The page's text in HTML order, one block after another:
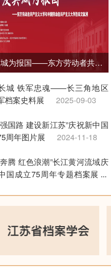
负笈莫城为报国——东方劳动者共产主义大学和中国劳动者共产主义大学档案文献展
城 铁军忠魂——长三角地区
档案史料展
2025-09-03
国路 建设新江苏”庆祝新中国
周年图片展
2024-11-18
腾 红色浪潮”长江黄河流域庆
国成立75周年专题档案展 ...
周年长三角档案联展
30